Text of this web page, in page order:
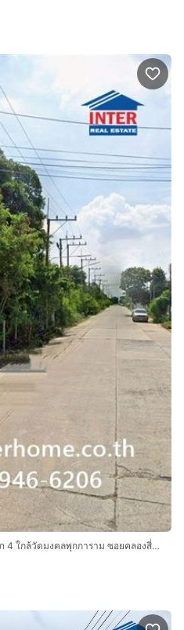
ที่ดินเปล่า 180 ตร.ว. หมู่บ้านเจริญลาภ 4 ใกล้วัดมงคลพุกการาม ซอยคลองสี่ตะวันตก35 ถนนคลองหลวง (คลอง 4) ถนนเทพกุญชร คลองหลวง ปทุมธานี